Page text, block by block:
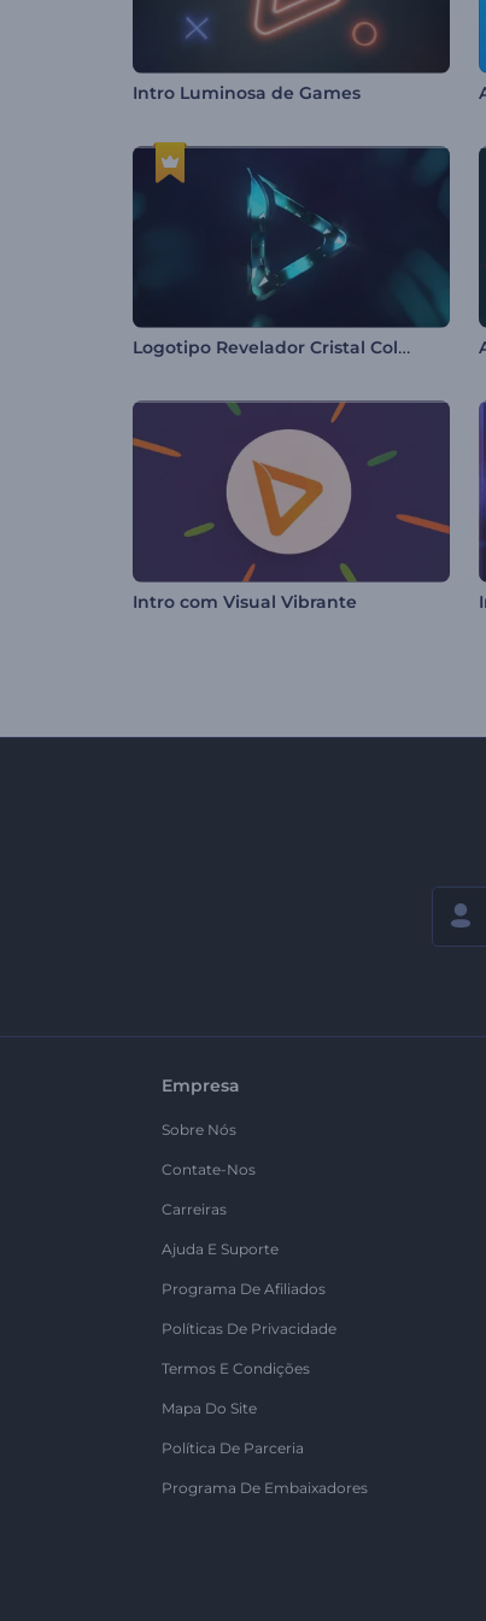
Intro Luminosa de Games
Logotipo Revelador Cristal Colorido
Intro com Visual Vibrante
Empresa
Sobre Nós
Contate-Nos
Carreiras
Ajuda E Suporte
Programa De Afiliados
Políticas De Privacidade
Termos E Condições
Mapa Do Site
Política De Parceria
Programa De Embaixadores